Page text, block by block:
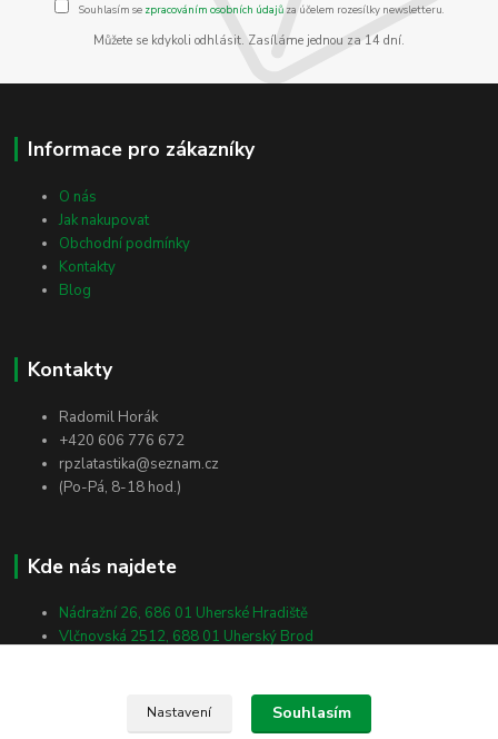
Souhlasím se zpracováním osobních údajůza účelem rozesílky newsletteru.
Můžete se kdykoli odhlásit. Zasíláme jednou za 14 dní.
Informace pro zákazníky
O nás
Jak nakupovat
Obchodní podmínky
Kontakty
Blog
Kontakty
Radomil Horák
+420 606 776 672
rpzlatastika@seznam.cz
(Po-Pá, 8-18 hod.)
Kde nás najdete
Nádražní 26, 686 01 Uherské Hradiště
Vlčnovská 2512, 688 01 Uherský Brod
Nastavení Souhlasím